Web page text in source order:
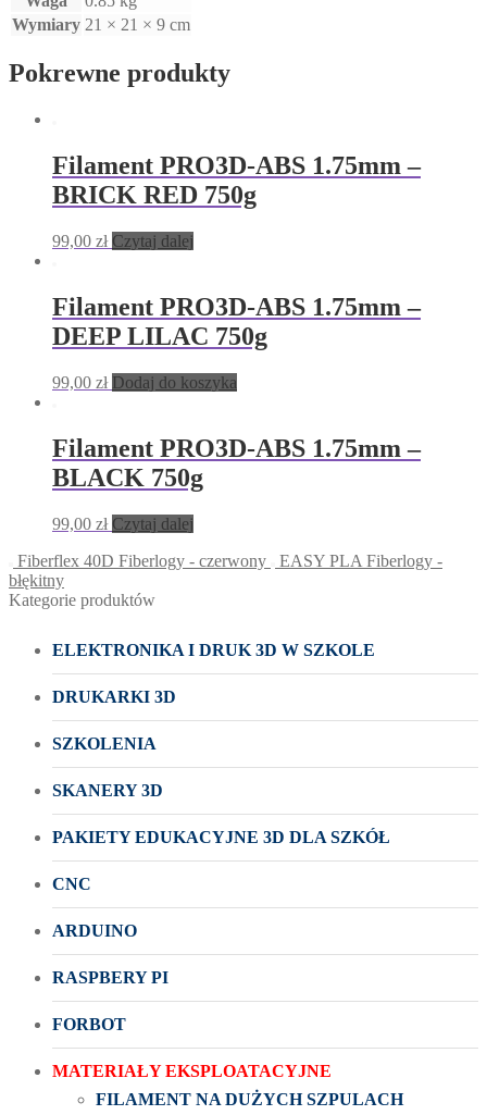
Wymiary 21 × 21 × 9 cm
Pokrewne produkty
Filament PRO3D-ABS 1.75mm –
BRICK RED 750g
99,00 zł Czytaj dalej
Filament PRO3D-ABS 1.75mm –
DEEP LILAC 750g
99,00 zł Dodaj do koszyka
Filament PRO3D-ABS 1.75mm –
BLACK 750g
99,00 zł Czytaj dalej
Fiberflex 40D Fiberlogy - czerwony
EASY PLA Fiberlogy -
błękitny
Kategorie produktów
ELEKTRONIKA I DRUK 3D W SZKOLE
DRUKARKI 3D
SZKOLENIA
SKANERY 3D
PAKIETY EDUKACYJNE 3D DLA SZKÓŁ
CNC
ARDUINO
RASPBERY PI
FORBOT
MATERIAŁY EKSPLOATACYJNE
FILAMENT NA DUŻYCH SZPULACH